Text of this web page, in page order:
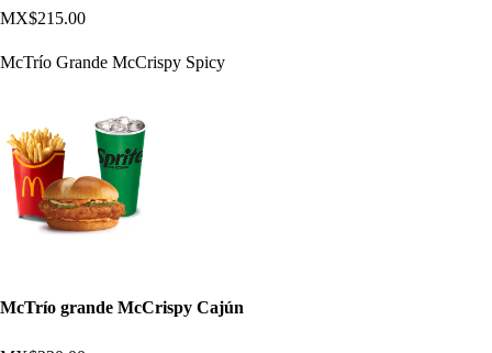
MX$215.00
McTrío Grande McCrispy Spicy
McTrío grande McCrispy Cajún